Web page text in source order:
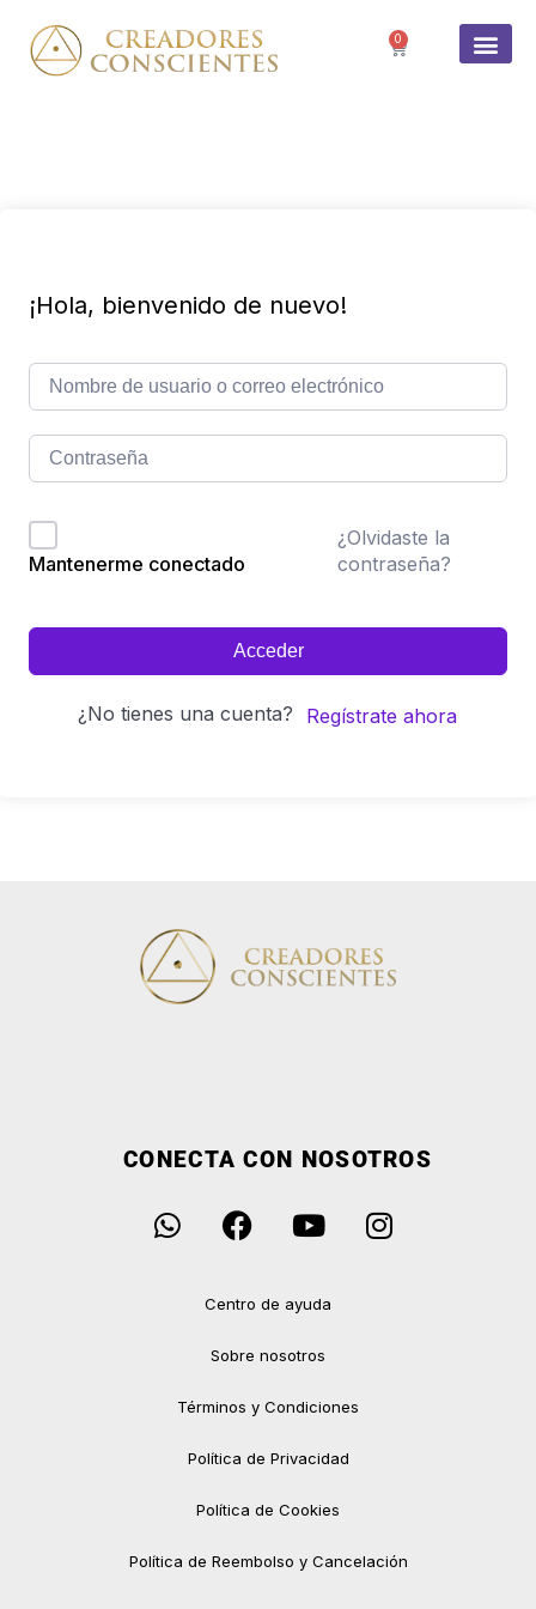
0
¡Hola, bienvenido de nuevo!
Mantenerme conectado
¿Olvidaste la
contraseña?
Acceder
¿No tienes una cuenta? Regístrate ahora
CONECTA CON NOSOTROS
Centro de ayuda
Sobre nosotros
Términos y Condiciones
Política de Privacidad
Política de Cookies
Política de Reembolso y Cancelación